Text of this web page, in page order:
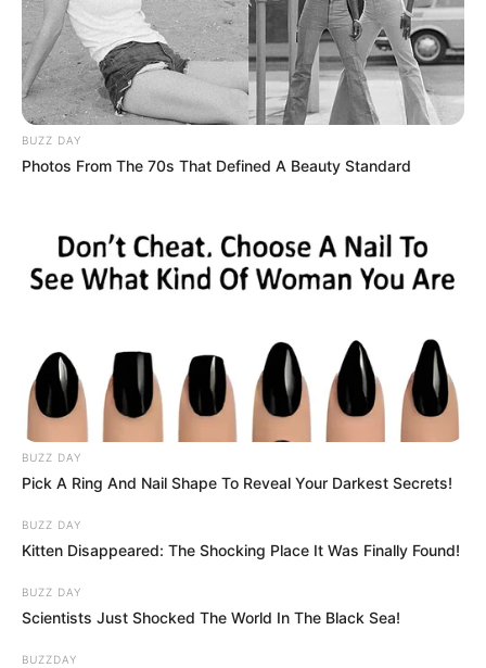
BUZZ DAY
Photos From The 70s That Defined A Beauty Standard
BUZZ DAY
Pick A Ring And Nail Shape To Reveal Your Darkest Secrets!
BUZZ DAY
Kitten Disappeared: The Shocking Place It Was Finally Found!
BUZZ DAY
Scientists Just Shocked The World In The Black Sea!
BUZZDAY